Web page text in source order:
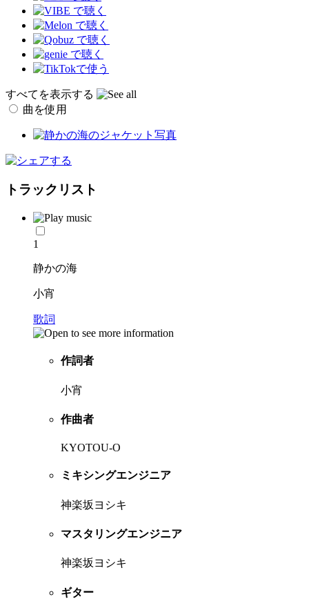
すべてを表示する
曲を使用
トラックリスト
1
静かの海
小宵
歌詞
作詞者
小宵
作曲者
KYOTOU-O
ミキシングエンジニア
神楽坂ヨシキ
マスタリングエンジニア
神楽坂ヨシキ
ギター